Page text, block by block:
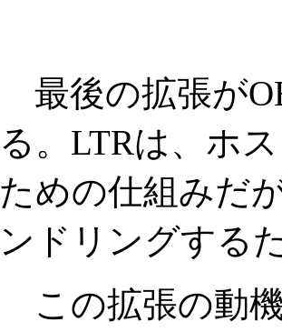
最後の拡張が
る。LTRは、ホ
ための仕組みだ
ンドリングする
この拡張の動